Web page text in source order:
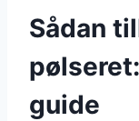
Sådan
guide